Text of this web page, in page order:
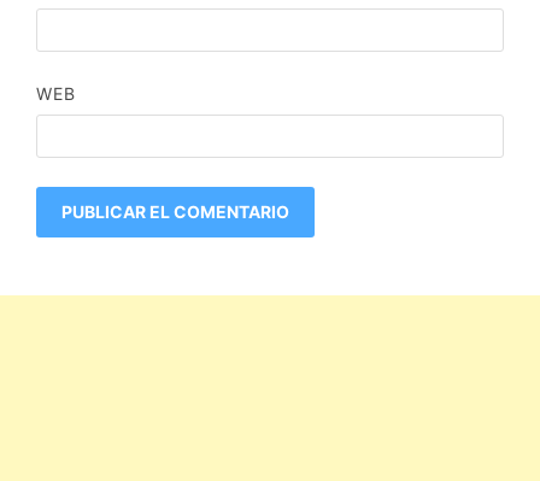
WEB